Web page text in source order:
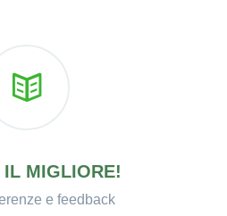
IL MIGLIORE!
e feedback